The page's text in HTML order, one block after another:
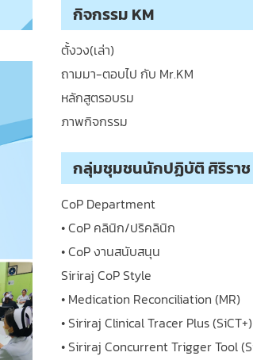
กิจกรรม KM
ตั้งวง(เล่า)
ถามมา-ตอบไป กับ Mr.KM
หลักสูตรอบรม
ภาพกิจกรรม
กลุ่มชุมชนนักปฏิบัติ ศิริราช
CoP Department
• CoP คลินิก/ปริคลินิก
• CoP งานสนับสนุน
Siriraj CoP Style
• Medication Reconciliation (MR)
• Siriraj Clinical Tracer Plus (SiCT+)
• Siriraj Concurrent Trigger Tool